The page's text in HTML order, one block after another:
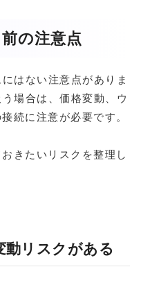
の注意点
はない注意点がありま
場合は、価格変動、ウ
続に注意が必要です。
きたいリスクを整理し
動リスクがある